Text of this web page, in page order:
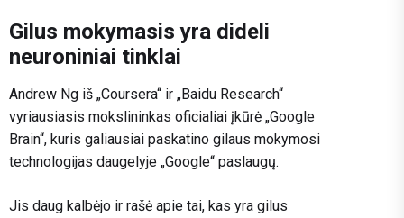
Gilus mokymasis yra dideli
neuroniniai tinklai
Andrew Ng iš „Coursera“ ir „Baidu Research“
vyriausiasis mokslininkas oficialiai įkūrė „Google
Brain“, kuris galiausiai paskatino gilaus mokymosi
technologijas daugelyje „Google“ paslaugų.
Jis daug kalbėjo ir rašė apie tai, kas yra gilus